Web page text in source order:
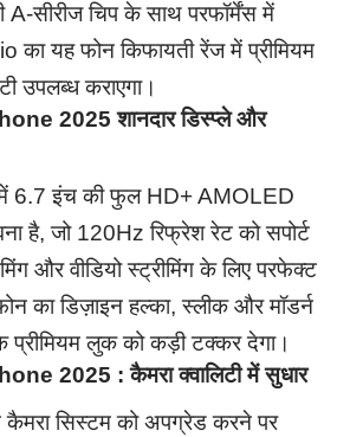
सीरीज चिप के साथ परफॉर्मेंस में
का यह फोन किफायती रेंज में प्रीमियम
उपलब्ध कराएगा।
2025 शानदार डिस्प्ले और
में 6.7 इंच की फुल HD+ AMOLED
है, जो 120Hz रिफ्रेश रेट को सपोर्ट
और वीडियो स्ट्रीमिंग के लिए परफेक्ट
का डिज़ाइन हल्का, स्लीक और मॉडर्न
प्रीमियम लुक को कड़ी टक्कर देगा।
2025 : कैमरा क्वालिटी में सुधार
सिस्टम को अपग्रेड करने पर